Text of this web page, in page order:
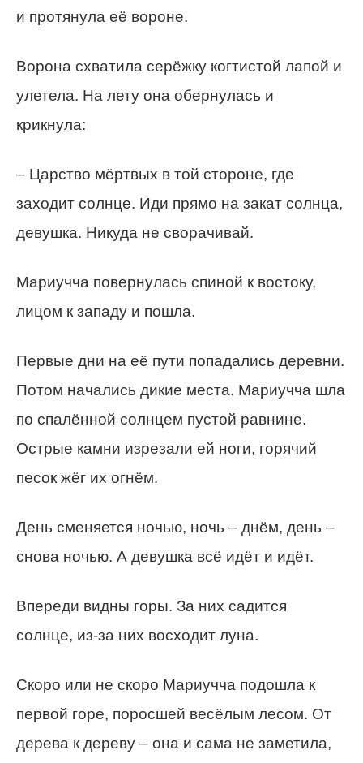
и протянула её вороне.
Ворона схватила серёжку когтистой лапой и
улетела. На лету она обернулась и
крикнула:
– Царство мёртвых в той стороне, где
заходит солнце. Иди прямо на закат солнца,
девушка. Никуда не сворачивай.
Мариучча повернулась спиной к востоку,
лицом к западу и пошла.
Первые дни на её пути попадались деревни.
Потом начались дикие места. Мариучча шла
по спалённой солнцем пустой равнине.
Острые камни изрезали ей ноги, горячий
песок жёг их огнём.
День сменяется ночью, ночь – днём, день –
снова ночью. А девушка всё идёт и идёт.
Впереди видны горы. За них садится
солнце, из-за них восходит луна.
Скоро или не скоро Мариучча подошла к
первой горе, поросшей весёлым лесом. От
дерева к дереву – она и сама не заметила,